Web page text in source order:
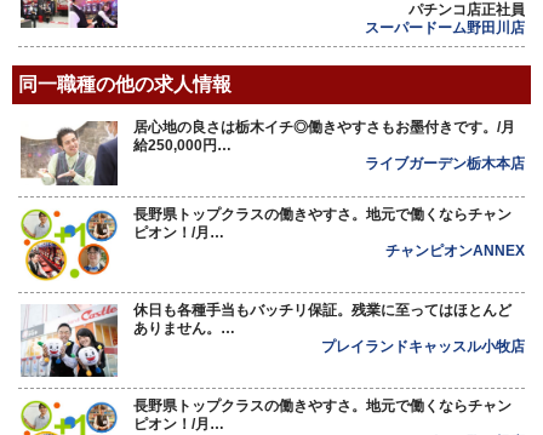
パチンコ店正社員
スーパードーム野田川店
同一職種の他の求人情報
居心地の良さは栃木イチ◎働きやすさもお墨付きです。/月
給250,000円…
ライブガーデン栃木本店
長野県トップクラスの働きやすさ。地元で働くならチャン
ピオン！/月…
チャンピオンANNEX
休日も各種手当もバッチリ保証。残業に至ってはほとんど
ありません。…
プレイランドキャッスル小牧店
長野県トップクラスの働きやすさ。地元で働くならチャン
ピオン！/月…